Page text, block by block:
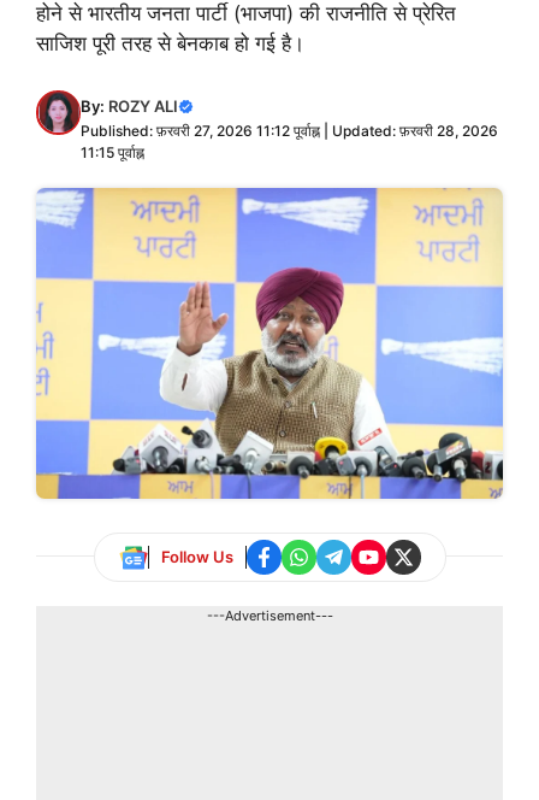
होने से भारतीय जनता पार्टी (भाजपा) की राजनीति से प्रेरित
साजिश पूरी तरह से बेनकाब हो गई है।
By: ROZY ALI
Published: फ़रवरी 27, 2026 11:12 पूर्वाह्न | Updated: फ़रवरी 28, 2026
11:15 पूर्वाह्न
Follow Us
---Advertisement---